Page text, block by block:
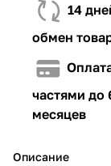
14
обмен
частями до
месяцев
Описание